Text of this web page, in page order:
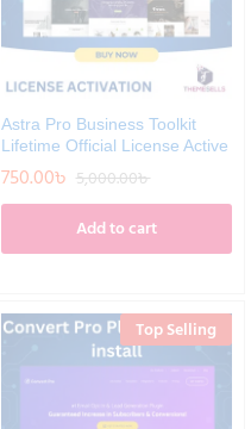
Astra Pro Business Toolkit
Lifetime Official License Active
750.00৳ 5,000.00৳
Add to cart
Top Selling